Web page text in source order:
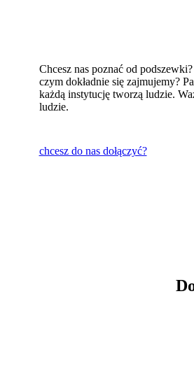
Chcesz nas poznać od
czym dokładnie się zajmujemy?
każdą instytucję tworzą ludzie.
ludzie.
chcesz do nas dołączyć?